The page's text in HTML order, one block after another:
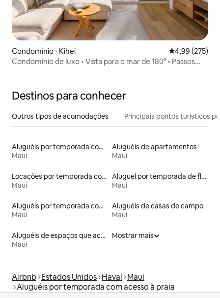
Condomínio ⋅ Kihei 4,99 de uma
4,99 (275)
Condomínio de luxo • Vista para o mar de 180° • Passos
Destinos para conhecer
Outros tipos de acomodações Principais pontos turísticos
Aluguéis por temporada com sauna
Maui
Aluguéis de apartamentos
Maui
Locações por temporada com piscina
Maui
Aluguel por temporada de flats
Maui
Aluguéis por temporada com café da manhã
Maui
Aluguéis de casas de campo
Maui
Aluguéis de espaços que aceitam animais de estimação
Maui
Mostrar mais
Airbnb Estados Unidos Havaí Maui
Aluguéis por temporada com acesso à praia